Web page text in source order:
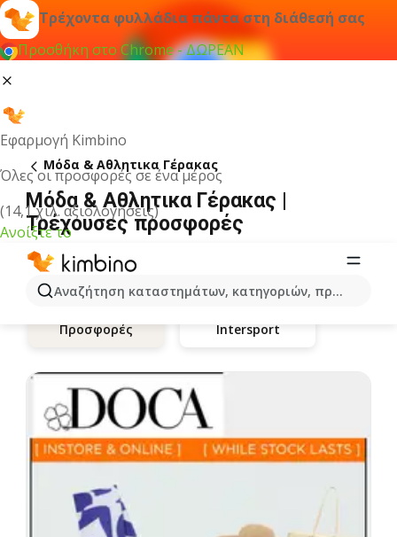
Τρέχοντα φυλλάδια πάντα στη διάθεσή σας
Προσθήκη στο Chrome - ΔΩΡΕΑΝ
Εφαρμογή Kimbino
Όλες οι προσφορές σε ένα μέρος
(14,1 χιλ. αξιολογήσεις)
Ανοίξτε το
Αναζήτηση καταστημάτων, κατηγοριών, προϊόντων...
Μόδα & Aθλητικα Γέρακας
Μόδα & Aθλητικα Γέρακας |
Τρέχουσες προσφορές
Προσφορές Intersport